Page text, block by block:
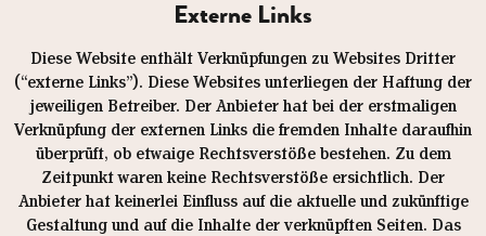
Externe Links
Diese Website enthält Verknüpfungen zu Websites Dritter
(“externe Links”). Diese Websites unterliegen der Haftung der
jeweiligen Betreiber. Der Anbieter hat bei der erstmaligen
Verknüpfung der externen Links die fremden Inhalte daraufhin
überprüft, ob etwaige Rechtsverstöße bestehen. Zu dem
Zeitpunkt waren keine Rechtsverstöße ersichtlich. Der
Anbieter hat keinerlei Einfluss auf die aktuelle und zukünftige
Gestaltung und auf die Inhalte der verknüpften Seiten. Das